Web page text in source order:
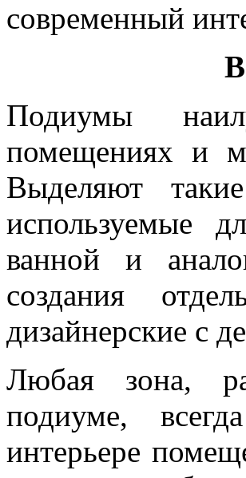
современный
Подиумы
помещениях и
Выделяют
используемые
ванной и
создания
дизайнерские с
Любая зона,
подиуме,
интерьере